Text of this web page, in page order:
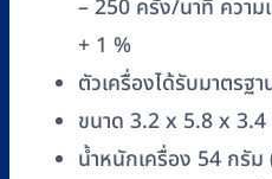
– 250 ครั้ง/นาที ควา
+ 1 %
ตัวเครื่องได้รับมาตรฐา
ขนาด 3.2 x 5.8 x
น้ำหนักเครื่อง 54 กรัม